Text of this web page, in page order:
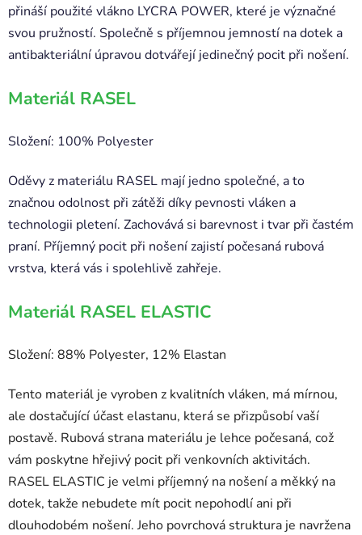
přináší použité vlákno LYCRA POWER, které je význačné
svou pružností. Společně s příjemnou jemností na dotek a
antibakteriální úpravou dotvářejí jedinečný pocit při nošení.
Materiál RASEL
Složení: 100% Polyester
Oděvy z materiálu RASEL mají jedno společné, a to
značnou odolnost při zátěži díky pevnosti vláken a
technologii pletení. Zachovává si barevnost i tvar při častém
praní. Příjemný pocit při nošení zajistí počesaná rubová
vrstva, která vás i spolehlivě zahřeje.
Materiál RASEL ELASTIC
Složení: 88% Polyester, 12% Elastan
Tento materiál je vyroben z kvalitních vláken, má mírnou,
ale dostačující účast elastanu, která se přizpůsobí vaší
postavě. Rubová strana materiálu je lehce počesaná, což
vám poskytne hřejivý pocit při venkovních aktivitách.
RASEL ELASTIC je velmi příjemný na nošení a měkký na
dotek, takže nebudete mít pocit nepohodlí ani při
dlouhodobém nošení. Jeho povrchová struktura je navržena